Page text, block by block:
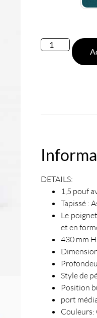
DETAILS:
1,5 pouf
Tapissé :
Le
et en
430 mm
Style de
Position
port
Couleurs: